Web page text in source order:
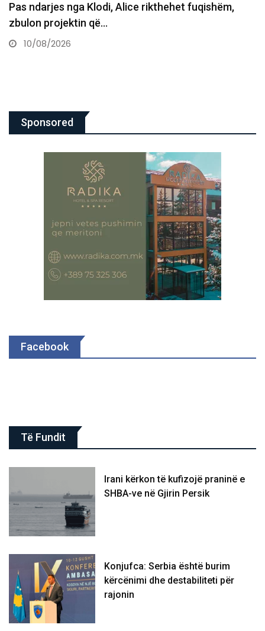
Eksploziv në derën e dyqanit të Noizy-t në Durrës
08/08/2026
Sponsored
Facebook
Të Fundit
Irani kërkon të kufizojë praninë e
SHBA-ve në Gjirin Persik
Konjufca: Serbia është burim
kërcënimi dhe destabiliteti për
rajonin